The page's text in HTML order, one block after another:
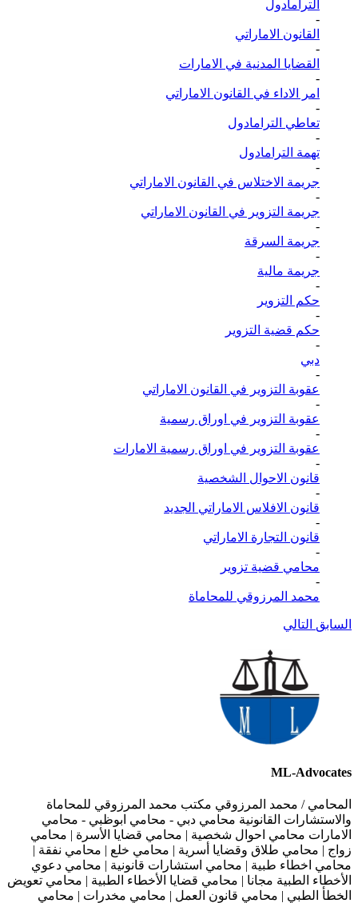
الترامادول
-
القانون الاماراتي
-
القضايا المدنية في الامارات
-
امر الاداء في القانون الاماراتي
-
تعاطي الترامادول
-
تهمة الترامادول
-
جريمة الاختلاس في القانون الاماراتي
-
جريمة التزوير في القانون الاماراتي
-
جريمة السرقة
-
جريمة مالية
-
حكم التزوير
-
حكم قضية التزوير
-
دبي
-
عقوبة التزوير في القانون الاماراتي
-
عقوبة التزوير في اوراق رسمية
-
عقوبة التزوير في اوراق رسمية الامارات
-
قانون الاحوال الشخصية
-
قانون الافلاس الاماراتي الجديد
-
قانون التجارة الاماراتي
-
محامي قضية تزوير
-
محمد المرزوقي للمحاماة
السابق التالي
ML-Advocates
المحامي / محمد المرزوقي مكتب محمد المرزوقي للمحاماة
والاستشارات القانونية محامي دبي - محامي ابوظبي - محامي
الامارات محامي احوال شخصية | محامي قضايا الأسرة | محامي
زواج | محامي طلاق وقضايا أسرية | محامي خلع | محامي نفقة |
محامي اخطاء طبية | محامي استشارات قانونية | محامي دعوي
الأخطاء الطبية مجانا | محامي قضايا الأخطاء الطبية | محامي تعويض
الخطأ الطبي | محامي قانون العمل | محامي مخدرات | محامي